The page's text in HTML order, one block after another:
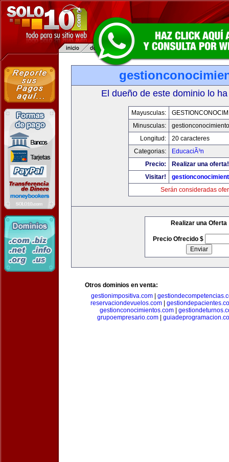
El dueño de este dominio lo
Mayusculas:
Minusculas:
Longitud:
20 caracteres
Categorias:
EducaciÃ³n
Precio:
Realizar una oferta!
Visitar!
Serán consideradas
Realizar una Oferta
Precio Ofrecido $
Otros dominios en venta:
gestionimpositiva.com
reservaciondevuelos.com
gestionconocimientos.com
grupoempresario.com|